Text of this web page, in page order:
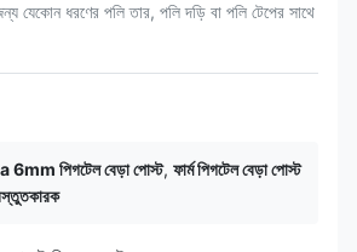
যেকোন ধরণের পলি তার, পলি দড়ি বা পলি টেপের সাথে
6mm পিগটেল বেড়া পোস্ট, ফার্ম পিগটেল বেড়া পোস্ট